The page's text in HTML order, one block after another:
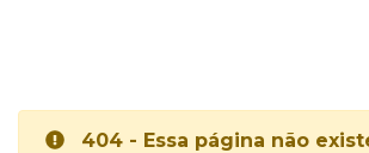
404 - Essa página não